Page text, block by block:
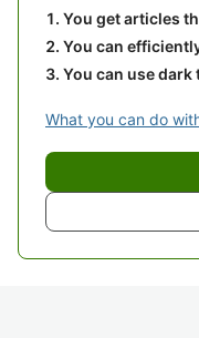
You get articles
You can
You can use dark
What you can do